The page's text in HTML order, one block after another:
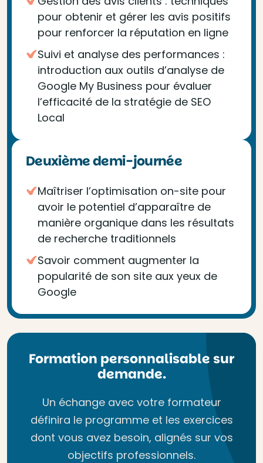
pour obtenir et gérer les avis positifs
pour renforcer la réputation en ligne
Suivi et analyse des performances :
introduction aux outils d’analyse de
Google My Business pour évaluer
l’efficacité de la stratégie de SEO
Local
Deuxième demi-journée
Maîtriser l’optimisation on-site pour
avoir le potentiel d’apparaître de
manière organique dans les résultats
de recherche traditionnels
Savoir comment augmenter la
popularité de son site aux yeux de
Google
Formation personnalisable sur
demande.
Un échange avec votre formateur
définira le programme et les exercices
dont vous avez besoin, alignés sur vos
objectifs professionnels.